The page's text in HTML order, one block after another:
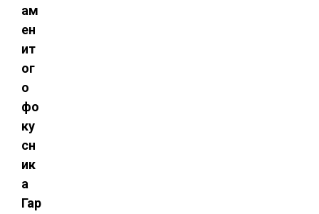
ам
ен
ит
ог
о
фо
ку
сн
ик
а
Гар